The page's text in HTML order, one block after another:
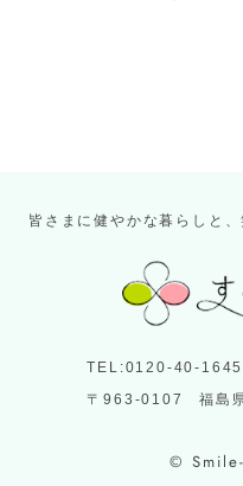
皆さまに健やかな暮らしと
TEL:0120-40-
〒963-0107 福島県
©